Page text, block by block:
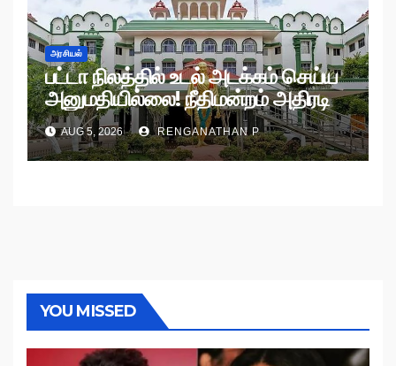
அரசியல்
பட்டா நிலத்தில் உடல் அடக்கம் செய்ய
அனுமதியில்லை! நீதிமன்றம் அதிரடி
உத்தரவு!
AUG 5, 2026 RENGANATHAN P
YOU MISSED